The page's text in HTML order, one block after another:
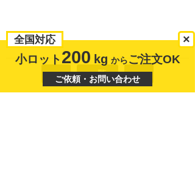
« 一覧 »
全国対応
小ロット200 kg からご注文OK
×
ご依頼・お問い合わせ